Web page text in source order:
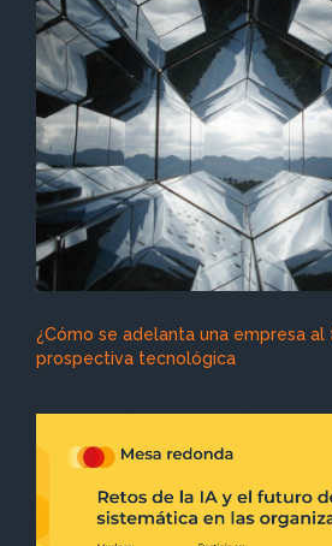
¿Cómo se adelanta una empresa al
prospectiva tecnológica